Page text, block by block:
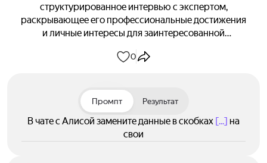
структурированное интервью с экспертом,
раскрывающее его профессиональные достижения
и личные интересы для заинтересованной
адаптированных под формат Reels и социальных
0
Промпт Результат
В чате с Алисой замените данные в скобках [...] на
свои